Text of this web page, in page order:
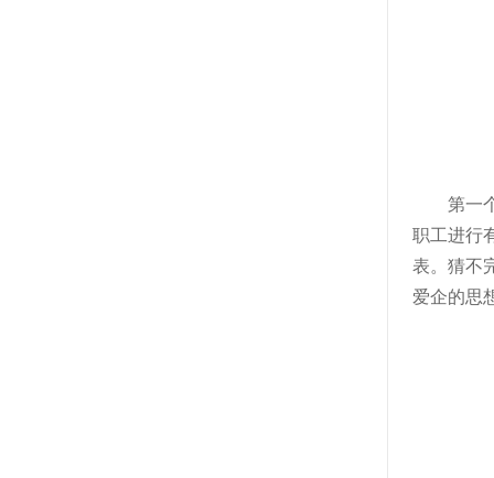
第一
职工进行
表。猜不
爱企的思